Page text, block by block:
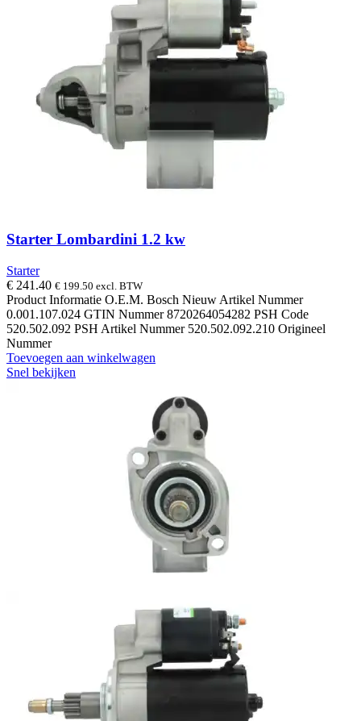
Starter Lombardini 1.2 kw
Starter
€ 241.40 € 199.50 excl. BTW
Product Informatie O.E.M. Bosch Nieuw Artikel Nummer
0.001.107.024 GTIN Nummer 8720264054282 PSH Code
520.502.092 PSH Artikel Nummer 520.502.092.210 Origineel
Nummer
Toevoegen aan winkelwagen
Snel bekijken